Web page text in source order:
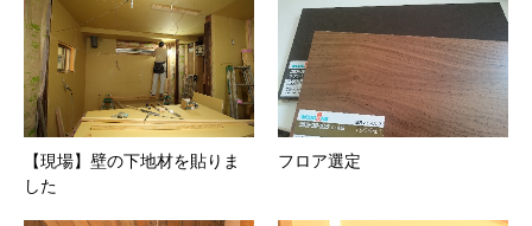
【現場】壁の下地材を貼りま
した
フロア選定